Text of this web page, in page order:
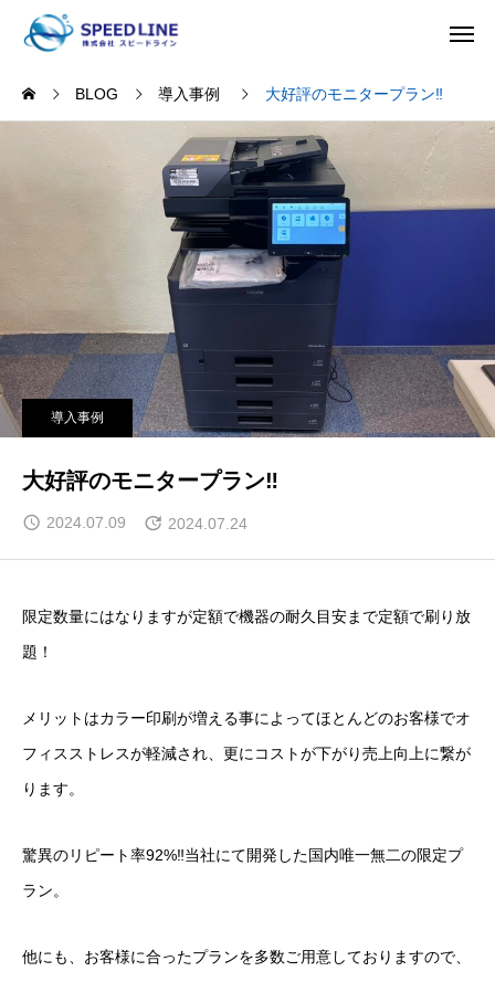
BLOG 導入事例 大好評のモニタープラン‼
導入事例
大好評のモニタープラン‼
2024.07.09 2024.07.24
限定数量にはなりますが定額で機器の耐久目安まで定額で刷り放
題！
メリットはカラー印刷が増える事によってほとんどのお客様でオ
フィスストレスが軽減され、更にコストが下がり売上向上に繋が
ります。
驚異のリピート率92%‼当社にて開発した国内唯一無二の限定プ
ラン。
他にも、お客様に合ったプランを多数ご用意しておりますので、